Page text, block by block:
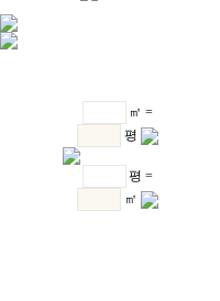
㎡ =
평
평 =
㎡